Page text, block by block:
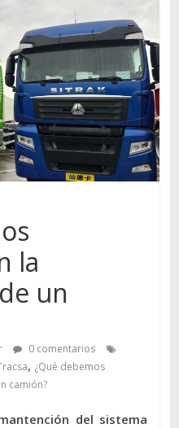
la
un
0 comentarios
, ¿Qué debemos
camión?
del sistema